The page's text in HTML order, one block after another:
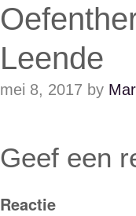
Leende
mei 8, 2017 by
Geef een
Reactie